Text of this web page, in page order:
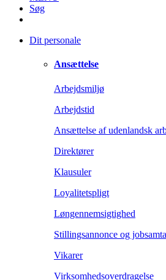
Søg
Dit personale
Ansættelse
Arbejdsmiljø
Arbejdstid
Ansættelse af udenlandsk
Direktører
Klausuler
Loyalitetspligt
Løngennemsigtighed
Stillingsannonce og
Vikarer
Virksomhedsoverdragelse